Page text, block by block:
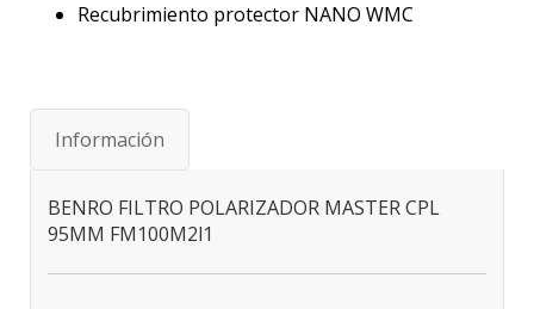
Recubrimiento protector NANO WMC
Información
BENRO FILTRO POLARIZADOR MASTER CPL
95MM FM100M2l1